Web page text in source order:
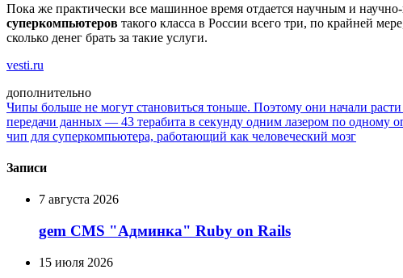
Пока же практически все машинное время отдается научным и
суперкомпьютеров такого класса в России всего три, по крайней
сколько денег брать за такие услуги.
vesti.ru
дополнительно
Чипы больше не могут становиться тоньше. Поэтому они начали
передачи данных — 43 терабита в секунду одним лазером по одному
чип для суперкомпьютера, работающий как человеческий мозг
Записи
7 августа 2026
gem CMS "Админка" Ruby on Rails
15 июля 2026